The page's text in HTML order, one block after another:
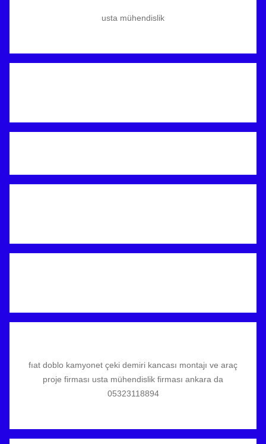
usta mühendislik
fıat doblo kamyonet çeki demiri kancası montajı ve araç
proje firması usta mühendislik firması ankara da
05323118894